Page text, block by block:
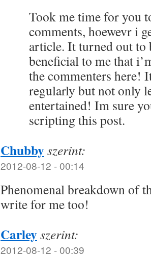
Took me time for you
comments, hoewevr i
article. It turned out to
beneficial to me that
the commenters here!
regularly but not only
entertained! Im sure
scripting this post.
Chubbyszerint:
2012-08-12 - 00:14
Phenomenal breakdown of
write for me too!
Carleyszerint:
2012-08-12 - 00:39